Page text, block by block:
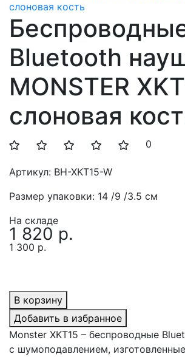
слоновая кость
Bluetooth
MONSTER
слоновая
0
Артикул: BH-XKT15-W
Размер упаковки: 14 /9 /3.5 см
На складе
1 820 р.
1 300 р.
В корзину
Добавить в избранное
Monster XKT15 – беспроводные
с шумоподавлением,